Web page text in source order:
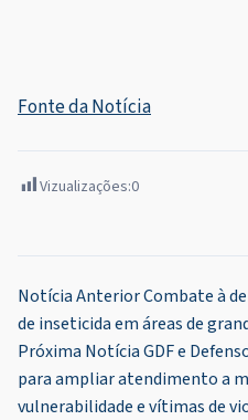
Fonte da Notícia
Vizualizações:0
Navegação
de
Post
Notícia AnteriorCombate à
de inseticida em áreas de
Próxima NotíciaGDF e
para ampliar atendimento a
vulnerabilidade e vítimas de